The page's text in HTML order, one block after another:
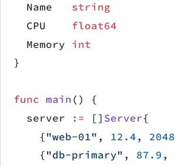
	Name
string
	CPU
float64
	Memory
int
}
func main() {
	server
:= [] Server{
		{
"web-01" , 12.4, 2048
		{
"db-primary" , 87.9,